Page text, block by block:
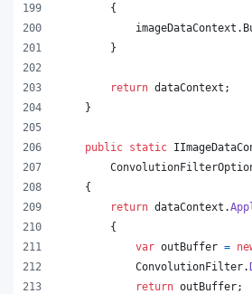
{
imageDataContext .
}
return dataContext ;
}
public static
{
return dataContext .
{
var outBuffer =
ConvolutionFilter.
return outBuffer;